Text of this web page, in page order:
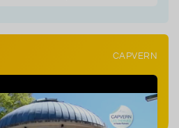
CAPVERN